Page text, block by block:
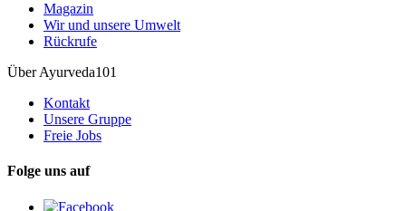
Magazin
Wir und unsere Umwelt
Rückrufe
Über Ayurveda101
Kontakt
Unsere Gruppe
Freie Jobs
Folge uns auf